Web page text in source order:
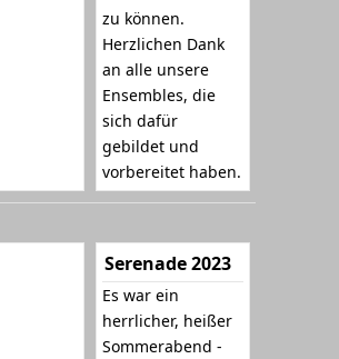
zu können.
Herzlichen Dank
an alle unsere
Ensembles, die
sich dafür
gebildet und
vorbereitet haben.
Serenade 2023
Es war ein
herrlicher, heißer
Sommerabend -